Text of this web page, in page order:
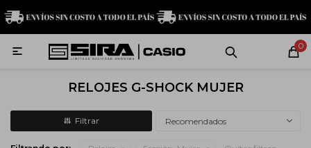
0

RELOJES G-SHOCK MUJER
Recomendados
MI CUENTA
Relojes Servicio técnico Contacto
G-Shock